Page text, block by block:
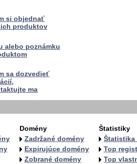
si objednať
produktov
alebo poznámku
sa dozvedieť
ma
Domény
Zadržané domény
Expirujúce domény
Zobrané domény
Štatistiky
Štatistika
Top
Top